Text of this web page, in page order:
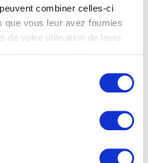
combiner celles-ci
que vous leur avez fournies
de votre utilisation de leurs